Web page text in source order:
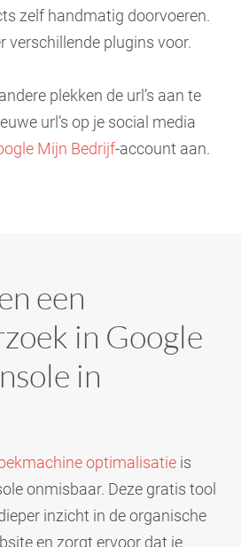
zelf handmatig doorvoeren.
verschillende plugins voor.
plekken de url’s aan te
url’s op je social media
Mijn Bedrijf-account aan.
een
in Google
in
optimalisatie is
onmisbaar. Deze gratis tool
inzicht in de organische
en zorgt ervoor dat je